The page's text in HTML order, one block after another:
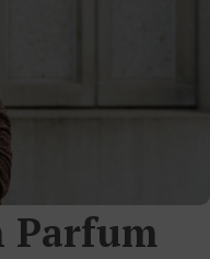
Parfum